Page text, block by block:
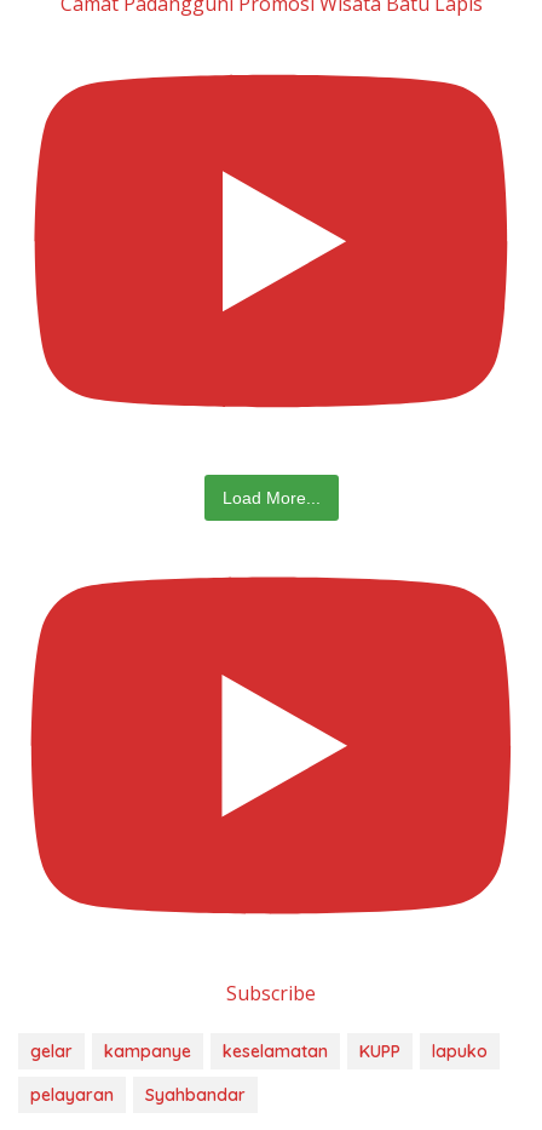
Load More...
Subscribe
gelar kampanye keselamatan KUPP
lapuko
pelayaran
Syahbandar